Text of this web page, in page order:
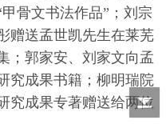
骨文书法作品”；刘宗
赠送孟世凯先生在莱芜
；郭家安、刘家文向孟
究成果书籍；柳明瑞院
究成果专著赠送给两位